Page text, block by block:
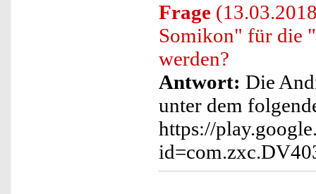
Frage
Somikon" für die
werden?
Antwort: Die
unter dem
https://